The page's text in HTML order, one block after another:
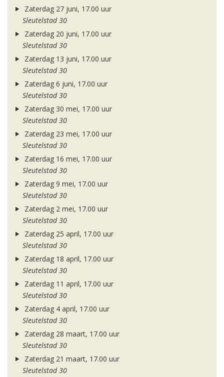
Zaterdag 27 juni, 17.00 uur
Sleutelstad 30
Zaterdag 20 juni, 17.00 uur
Sleutelstad 30
Zaterdag 13 juni, 17.00 uur
Sleutelstad 30
Zaterdag 6 juni, 17.00 uur
Sleutelstad 30
Zaterdag 30 mei, 17.00 uur
Sleutelstad 30
Zaterdag 23 mei, 17.00 uur
Sleutelstad 30
Zaterdag 16 mei, 17.00 uur
Sleutelstad 30
Zaterdag 9 mei, 17.00 uur
Sleutelstad 30
Zaterdag 2 mei, 17.00 uur
Sleutelstad 30
Zaterdag 25 april, 17.00 uur
Sleutelstad 30
Zaterdag 18 april, 17.00 uur
Sleutelstad 30
Zaterdag 11 april, 17.00 uur
Sleutelstad 30
Zaterdag 4 april, 17.00 uur
Sleutelstad 30
Zaterdag 28 maart, 17.00 uur
Sleutelstad 30
Zaterdag 21 maart, 17.00 uur
Sleutelstad 30